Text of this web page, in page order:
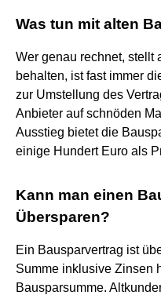
Was tun mit alten
Wer genau rechnet, stellt
behalten, ist fast immer
zur Umstellung des
Anbieter auf schnöden
Ausstieg bietet die
einige Hundert Euro als
Kann man einen
Übersparen?
Ein Bausparvertrag ist
Summe inklusive Zinsen
Bausparsumme.